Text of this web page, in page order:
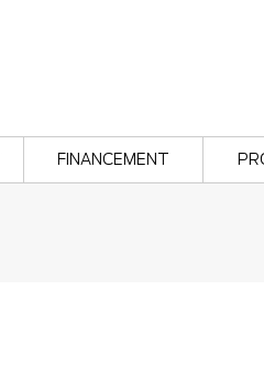
FINANCEMENT